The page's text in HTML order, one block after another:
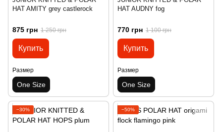
HAT AMITY grey castlerock
875 грн 1 250 грн
Купить
Размер
One Size
HAT AUDNY fog
770 грн 1 100 грн
Купить
Размер
One Size
−30% −50%